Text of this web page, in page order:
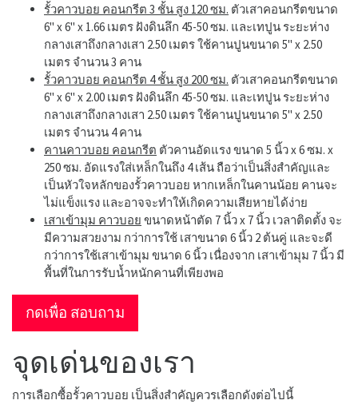
รั้วคาวบอย คอนกรีต 3 ชั้น สูง 120 ซม. ตัวเสาคอนกรีตขนาด
6" x 6" x 1.66 เมตร ฝังดินลึก 45-50 ซม. และเทปูน ระยะห่าง
กลางเสาถึงกลางเสา 2.50 เมตร ใช้คานปูนขนาด 5" x 2.50
เมตร จำนวน 3 คาน
รั้วคาวบอย คอนกรีต 4 ชั้น สูง 200 ซม. ตัวเสาคอนกรีตขนาด
6" x 6" x 2.00 เมตร ฝังดินลึก 45-50 ซม. และเทปูน ระยะห่าง
กลางเสาถึงกลางเสา 2.50 เมตร ใช้คานปูนขนาด 5" x 2.50
เมตร จำนวน 4 คาน
คานคาวบอย คอนกรีต ตัวคานอัดแรง ขนาด 5 นิ้ว x 6 ซม. x
250 ซม. อัดแรงใส่เหล็กในถึง 4 เส้น ถือว่าเป็นสิ่งสำคัญและ
เป็นหัวใจหลักของรั้วคาวบอย หากเหล็กในคานน้อย คานจะ
ไม่แข็งแรง และอาจจะทำให้เกิดความเสียหายได้ง่าย
เสาเข้ามุม คาวบอย ขนาดหน้าตัด 7 นิ้ว x 7 นิ้ว เวลาติดตั้ง จะ
มีความสวยงาม กว่าการใช้ เสาขนาด 6 นิ้ว 2 ต้นคู่ และจะดี
กว่าการใช้เสาเข้ามุม ขนาด 6 นิ้ว เนื่องจาก เสาเข้ามุม 7 นิ้ว มี
พื้นที่ในการรับน้ำหนักคานที่เพียงพอ
กดเพื่อ สอบถาม
จุดเด่นของเรา
การเลือกซื้อรั้วคาวบอย เป็นสิ่งสำคัญควรเลือกดังต่อไปนี้